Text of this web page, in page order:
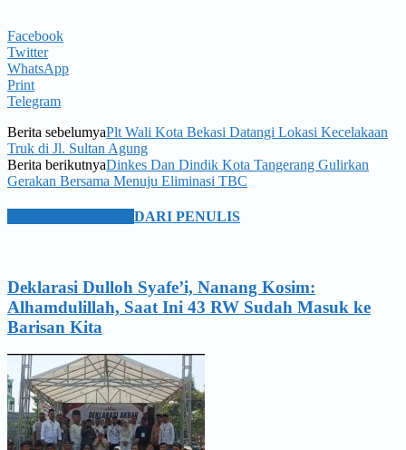
Facebook
Twitter
WhatsApp
Print
Telegram
Berita sebelumyaPlt Wali Kota Bekasi Datangi Lokasi Kecelakaan
Truk di Jl. Sultan Agung
Berita berikutnyaDinkes Dan Dindik Kota Tangerang Gulirkan
Gerakan Bersama Menuju Eliminasi TBC
DARI PENULIS
Deklarasi Dulloh Syafe’i, Nanang Kosim:
Alhamdulillah, Saat Ini 43 RW Sudah Masuk ke
Barisan Kita